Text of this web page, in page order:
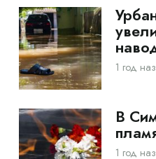
1 год
В
1 год